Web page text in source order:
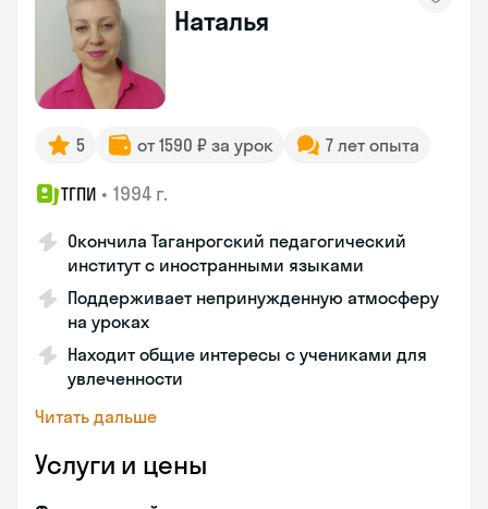
Наталья
5 от 1590 ₽ за урок 7 лет опыта
ТГПИ • 1994 г.
Окончила Таганрогский педагогический
институт с иностранными языками
Поддерживает непринужденную атмосферу
на уроках
Находит общие интересы с учениками для
увлеченности
Читать дальше
Услуги и цены